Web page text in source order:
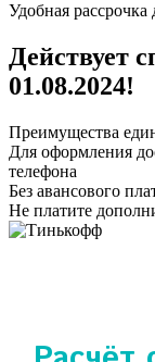
Удобная рассрочка
Действует
01.08.2024!
Преимущества
Для оформления
телефона
Без авансового
Не платите